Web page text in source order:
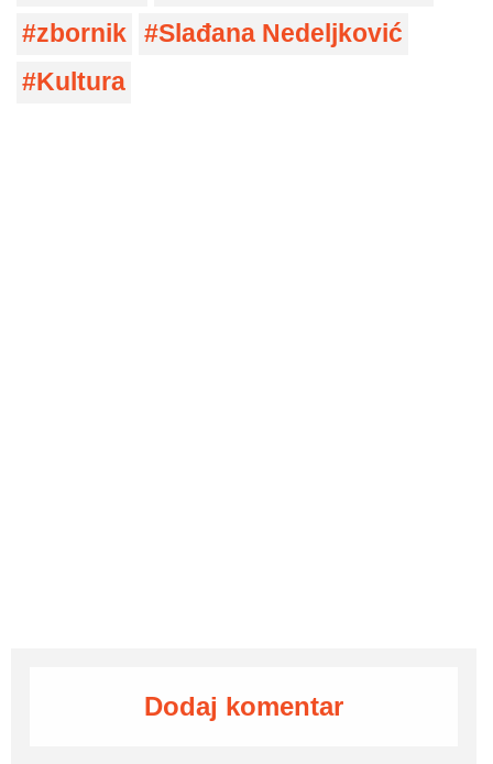
zbornik
Slađana Nedeljković
Kultura
Dodaj komentar